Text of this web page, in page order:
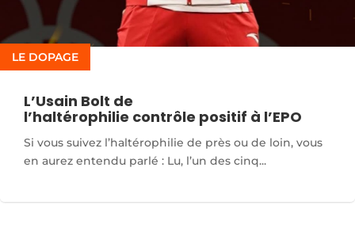
L’Usain Bolt de
l’haltérophilie contrôle positif à l’EPO
LE DOPAGE
Si vous suivez l’haltérophilie de près ou de loin, vous
en aurez entendu parlé : Lu, l’un des cinq...